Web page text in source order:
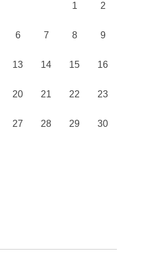
1 2
6 7 8 9
13 14 15 16
20 21 22 23
27 28 29 30